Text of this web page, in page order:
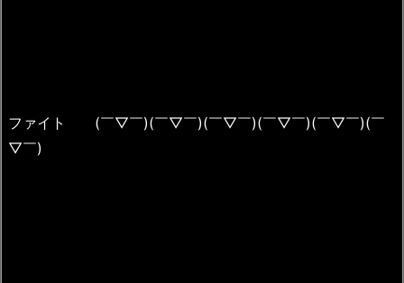
ファイト (￣▽￣)(￣▽￣)(￣▽￣)(￣▽￣)(￣▽￣)(￣
▽￣)